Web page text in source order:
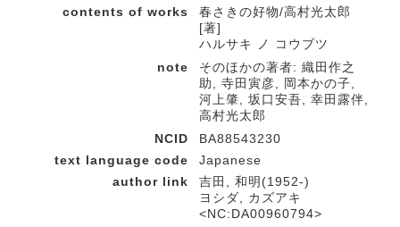
contents of works
春さきの好物/高村光太郎
[著]
ハルサキ ノ コウブツ
note
そのほかの著者: 織田作之
助, 寺田寅彦, 岡本かの子,
河上肇, 坂口安吾, 幸田露伴,
高村光太郎
NCID
BA88543230
text language code
Japanese
author link
吉田, 和明(1952-)
ヨシダ, カズアキ
<NC:DA00960794>